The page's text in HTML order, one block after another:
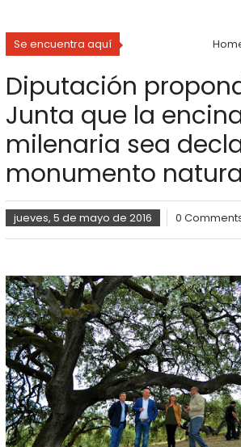
Se encuentra aquí
Diputación
Junta que la
milenaria sea
monumento
jueves, 5 de mayo de 2016 0